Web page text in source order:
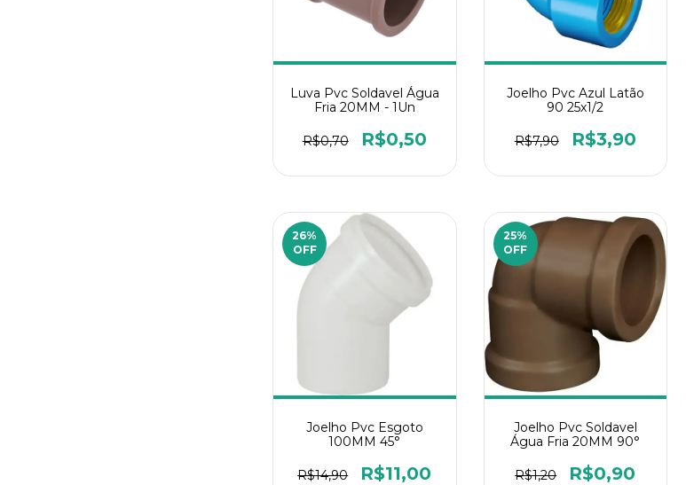
Luva Pvc Soldavel Água
Fria 20MM - 1Un
R$0,70 R$0,50
Joelho Pvc Azul Latão
90 25x1/2
R$7,90 R$3,90
26%
OFF
Joelho Pvc Esgoto
100MM 45°
R$14,90 R$11,00
25%
OFF
Joelho Pvc Soldavel
Água Fria 20MM 90°
R$1,20 R$0,90